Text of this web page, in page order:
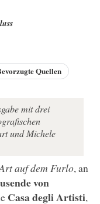
Quellen
mit drei
und Michele
auf dem Furlo, an
von
Casa degli Artisti,